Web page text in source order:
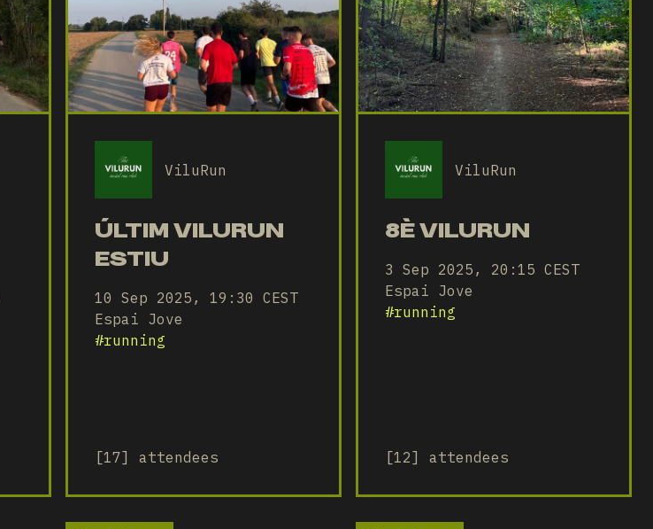
ViluRun
ÚLTIM VILURUN
ESTIU
10 Sep 2025, 19:30 CEST
Espai Jove
#running
[17] attendees
ViluRun
8È VILURUN
3 Sep 2025, 20:15 CEST
Espai Jove
#running
[12] attendees